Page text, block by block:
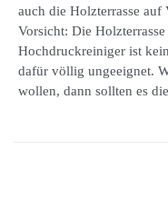
auch die Holzterrasse
Vorsicht: Die
Hochdruckreiniger ist
dafür völlig ungeeignet.
wollen, dann sollten es